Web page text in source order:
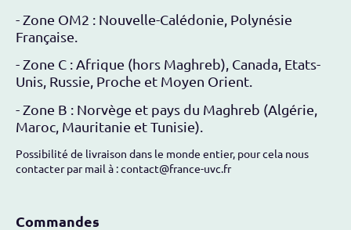
- Zone OM2 : Nouvelle-Calédonie, Polynésie
Française.
- Zone C : Afrique (hors Maghreb), Canada, Etats-
Unis, Russie, Proche et Moyen Orient.
- Zone B : Norvège et pays du Maghreb (Algérie,
Maroc, Mauritanie et Tunisie).
Possibilité de livraison dans le monde entier, pour cela nous
contacter par mail à : contact@france-uvc.fr
Commandes